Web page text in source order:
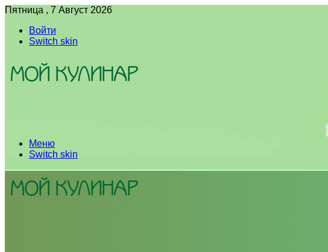
Пятница , 7 Август 2026
Войти
Switch skin
Меню
Switch skin